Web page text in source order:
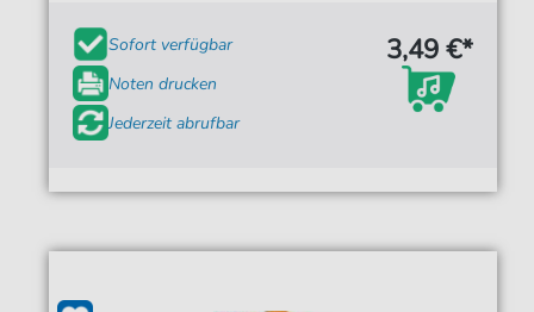
Sofort verfügbar
Noten drucken
Jederzeit abrufbar
3,49 €*